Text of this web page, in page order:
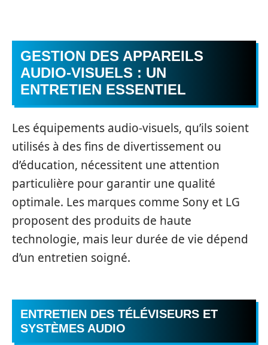
GESTION DES APPAREILS
AUDIO-VISUELS : UN
ENTRETIEN ESSENTIEL
Les équipements audio-visuels, qu’ils soient
utilisés à des fins de divertissement ou
d’éducation, nécessitent une attention
particulière pour garantir une qualité
optimale. Les marques comme Sony et LG
proposent des produits de haute
technologie, mais leur durée de vie dépend
d’un entretien soigné.
ENTRETIEN DES TÉLÉVISEURS ET
SYSTÈMES AUDIO